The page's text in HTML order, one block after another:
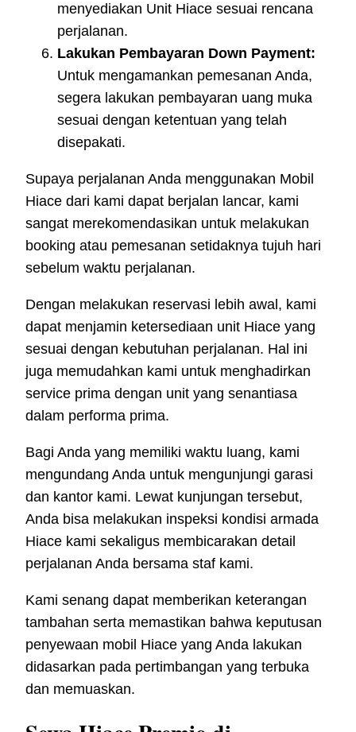
menyediakan Unit Hiace sesuai rencana
perjalanan.
Lakukan Pembayaran Down Payment:
Untuk mengamankan pemesanan Anda,
segera lakukan pembayaran uang muka
sesuai dengan ketentuan yang telah
disepakati.
Supaya perjalanan Anda menggunakan Mobil
Hiace dari kami dapat berjalan lancar, kami
sangat merekomendasikan untuk melakukan
booking atau pemesanan setidaknya tujuh hari
sebelum waktu perjalanan.
Dengan melakukan reservasi lebih awal, kami
dapat menjamin ketersediaan unit Hiace yang
sesuai dengan kebutuhan perjalanan. Hal ini
juga memudahkan kami untuk menghadirkan
service prima dengan unit yang senantiasa
dalam performa prima.
Bagi Anda yang memiliki waktu luang, kami
mengundang Anda untuk mengunjungi garasi
dan kantor kami. Lewat kunjungan tersebut,
Anda bisa melakukan inspeksi kondisi armada
Hiace kami sekaligus membicarakan detail
perjalanan Anda bersama staf kami.
Kami senang dapat memberikan keterangan
tambahan serta memastikan bahwa keputusan
penyewaan mobil Hiace yang Anda lakukan
didasarkan pada pertimbangan yang terbuka
dan memuaskan.